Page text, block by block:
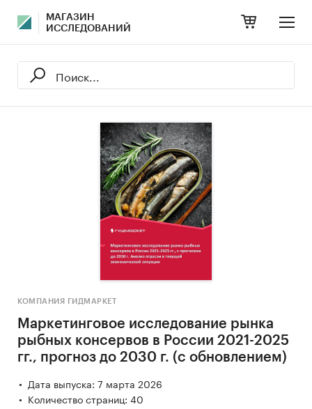
МАГАЗИН
ИССЛЕДОВАНИЙ
КОМПАНИЯ ГИДМАРКЕТ
Маркетинговое исследование рынка
рыбных консервов в России 2021-2025
гг., прогноз до 2030 г. (с обновлением)
Дата выпуска: 7 марта 2026
Количество страниц: 40